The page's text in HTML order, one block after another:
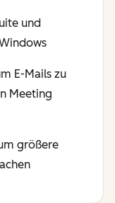
und
E-Mails zu
Meeting
größere